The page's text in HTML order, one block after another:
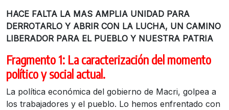
HACE FALTA LA MAS AMPLIA UNIDAD PARA
DERROTARLO Y ABRIR CON LA LUCHA, UN CAMINO
LIBERADOR PARA EL PUEBLO Y NUESTRA PATRIA
Fragmento 1: La caracterización del momento
político y social actual.
La política económica del gobierno de Macri, golpea a
los trabajadores y el pueblo. Lo hemos enfrentado con